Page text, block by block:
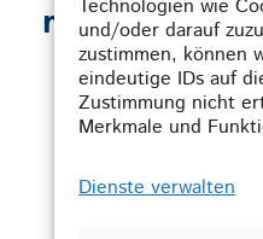
Technologien wie
und/oder darauf
zustimmen, können
eindeutige IDs auf
Zustimmung nicht
Merkmale und
Dienste verwalten
mehr